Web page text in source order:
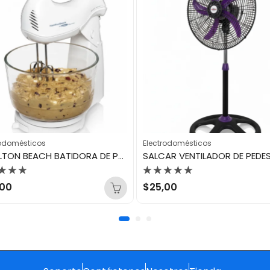
HAMILTON BEACH BATIDORA DE PEDESTAL TAZON DE VIDRIO 4LT 6 VELOCIDADES BLANCA 64695N
Electrodomésticos
Valorado
con
$25,00